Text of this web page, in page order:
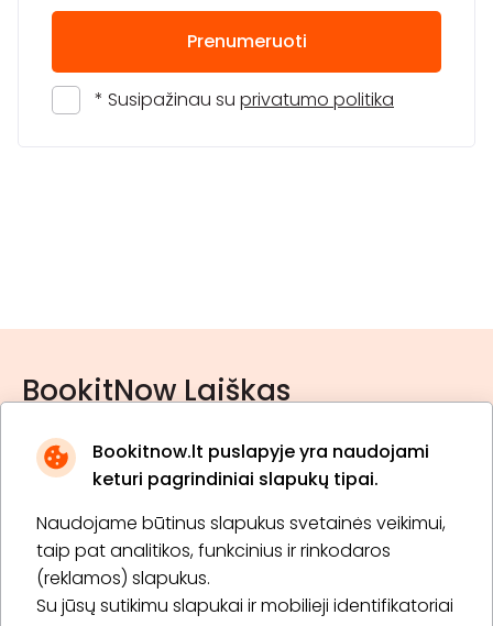
Bookitnow.lt puslapyje yra naudojami
keturi pagrindiniai slapukų tipai.
Naudojame būtinus slapukus svetainės veikimui,
taip pat analitikos, funkcinius ir rinkodaros
(reklamos) slapukus.
Su jūsų sutikimu slapukai ir mobilieji identifikatoriai
Prenumeruoti
* Susipažinau su privatumo politika
BookitNow Laiškas
* Susipažinau su privatumo politika
Prenumeruoti